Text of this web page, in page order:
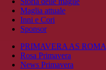
Maglia attuale
Inni e Cori
Sponsor
PRIMAVERA AS ROMA
Rosa Primavera
News Primavera